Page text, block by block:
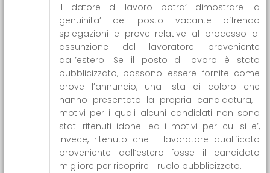
Il datore di lavoro potra’ dimostrare la
genuinita’ del posto vacante offrendo
spiegazioni e prove relative al processo di
assunzione del lavoratore proveniente
dall’estero. Se il posto di lavoro è stato
pubblicizzato, possono essere fornite come
prove l’annuncio, una lista di coloro che
hanno presentato la propria candidatura, i
motivi per i quali alcuni candidati non sono
stati ritenuti idonei ed i motivi per cui si e’,
invece, ritenuto che il lavoratore qualificato
proveniente dall’estero fosse il candidato
migliore per ricoprire il ruolo pubblicizzato.